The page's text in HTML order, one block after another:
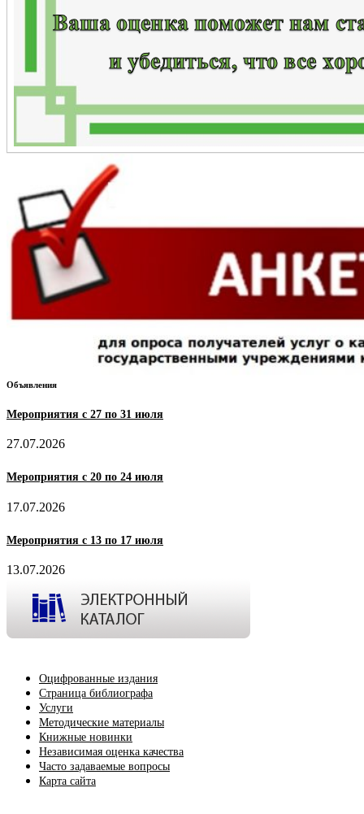
Объявления
Мероприятия с 27 по 31 июля
27.07.2026
Мероприятия с 20 по 24 июля
17.07.2026
Мероприятия с 13 по 17 июля
13.07.2026
Оцифрованные издания
Страница библиографа
Услуги
Методические материалы
Книжные новинки
Независимая оценка качества
Часто задаваемые вопросы
Карта сайта